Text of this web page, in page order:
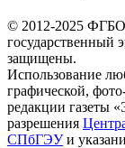
© 2012-2025
государственный
защищены.
Использование
графической,
редакции газеты
разрешения
СПбГЭУи